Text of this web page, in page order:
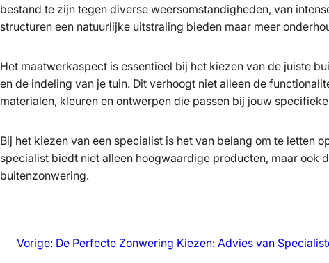
bestand te zijn tegen diverse weersomstandigheden, van
structuren een natuurlijke uitstraling bieden maar meer
Het maatwerkaspect is essentieel bij het kiezen van de juiste
en de indeling van je tuin. Dit verhoogt niet alleen de
materialen, kleuren en ontwerpen die passen bij jouw
Bij het kiezen van een specialist is het van belang om te
specialist biedt niet alleen hoogwaardige producten, maar ook
buitenzonwering.
Vorige: De Perfecte Zonwering Kiezen: Advies van